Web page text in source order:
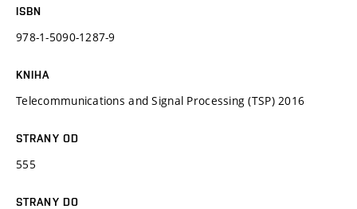
ISBN
978-1-5090-1287-9
KNIHA
Telecommunications and Signal Processing (TSP) 2016
STRANY OD
555
STRANY DO